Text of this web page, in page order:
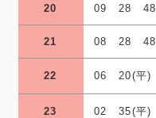
20 09 28 48
21 08 28 48
22 06 20(平)
23 02 35(平)